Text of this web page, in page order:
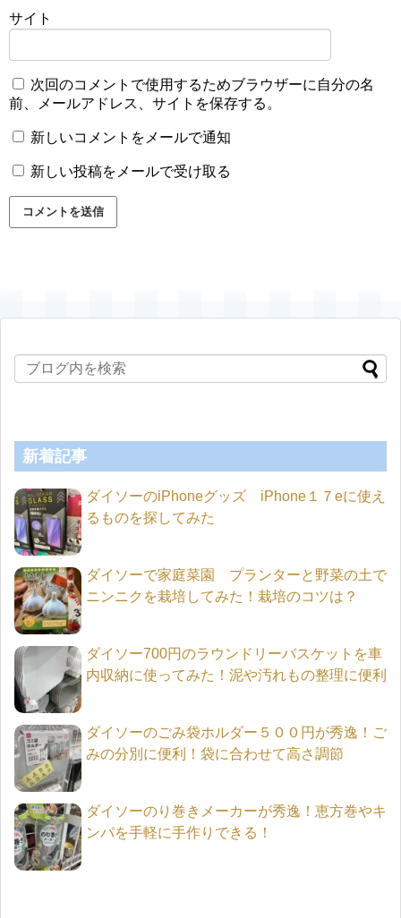
サイト
次回のコメントで使用するためブラウザーに自分の名
前、メールアドレス、サイトを保存する。
新しいコメントをメールで通知
新しい投稿をメールで受け取る
新着記事
ダイソーのiPhoneグッズ iPhone１７eに使え
るものを探してみた
ダイソーで家庭菜園 プランターと野菜の土で
ニンニクを栽培してみた！栽培のコツは？
ダイソー700円のラウンドリーバスケットを車
内収納に使ってみた！泥や汚れもの整理に便利
ダイソーのごみ袋ホルダー５００円が秀逸！ご
みの分別に便利！袋に合わせて高さ調節
ダイソーのり巻きメーカーが秀逸！恵方巻やキ
ンパを手軽に手作りできる！